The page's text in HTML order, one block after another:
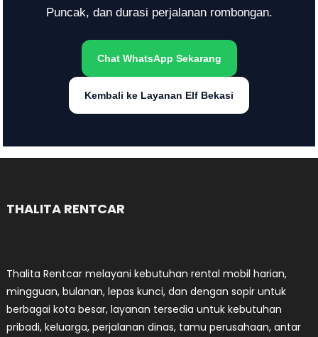
Puncak, dan durasi perjalanan rombongan.
Chat WhatsApp Sekarang
Kembali ke Layanan Elf Bekasi
THALITA RENTCAR
Thalita Rentcar melayani kebutuhan rental mobil harian,
mingguan, bulanan, lepas kunci, dan dengan sopir untuk
berbagai kota besar, layanan tersedia untuk kebutuhan
pribadi, keluarga, perjalanan dinas, tamu perusahaan, antar